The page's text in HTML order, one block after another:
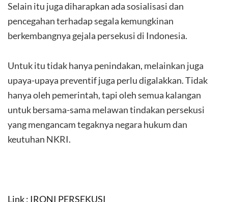
Selain itu juga diharapkan ada sosialisasi dan
pencegahan terhadap segala kemungkinan
berkembangnya gejala persekusi di Indonesia.
Untuk itu tidak hanya penindakan, melainkan juga
upaya-upaya preventif juga perlu digalakkan. Tidak
hanya oleh pemerintah, tapi oleh semua kalangan
untuk bersama-sama melawan tindakan persekusi
yang mengancam tegaknya negara hukum dan
keutuhan NKRI.
Link : IRONI PERSEKUSI